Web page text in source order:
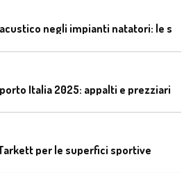
Italia 2025: appalti e prezziari
per le superfici sportive